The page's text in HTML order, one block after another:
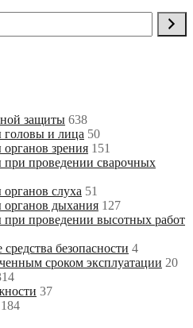
защиты 638
головы и лица 50
зрения 151
при проведении сварочных
слуха 51
органов дыхания 127
при проведении высотных работ
безопасности 4
сроком эксплуатации 20
37
184